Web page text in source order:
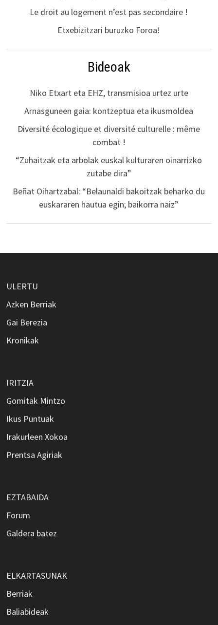
Le droit au logement n’est pas secondaire !
Etxebizitzari buruzko Foroa!
Bideoak
Niko Etxart eta EHZ, transmisioa urtez urte
Arnasguneen gaia: kontzeptua eta ikusmoldea
Diversité écologique et diversité culturelle : même
combat !
“Zuhaitzak eta arbolak euskal kulturaren oinarrizko
zutabe dira”
Beñat Oihartzabal: “Belaunaldi bakoitzak beharko du
euskararen hautua egin; baikorra naiz”
ULERTU
Azken Berriak
Gai Berezia
Kronikak
IRITZIA
Gomitak Mintzo
Ikus Puntuak
Irakurleen Xokoa
Prentsa Agiriak
EZTABAIDA
Forum
Galdera batez
ELKARTASUNAK
Berriak
Baliabideak